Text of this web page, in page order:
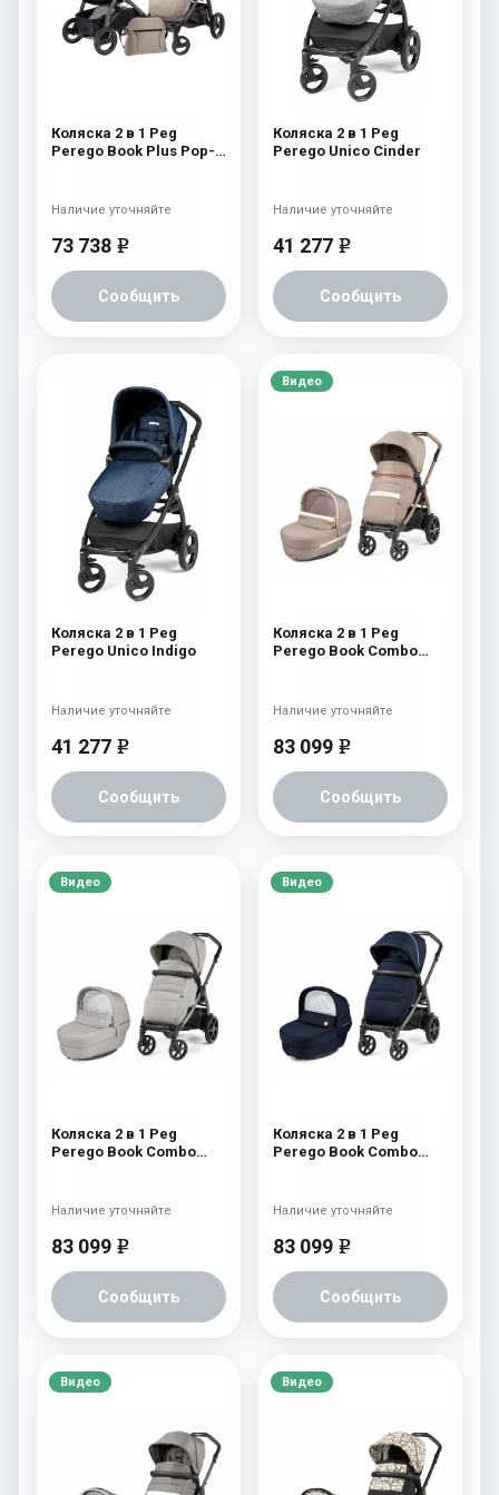
Коляска 2 в 1 Peg
Perego Book Plus Pop-
Pop-Up Completo)
73 738 e
Сообщить
Наличие уточняйте
Коляска 2 в 1 Peg
Perego Unico Cinder
41 277 e
Сообщить
Наличие уточняйте
Коляска 2 в 1 Peg
Perego Unico Indigo
41 277 e
Сообщить
Наличие уточняйте
Видео
Коляска 2 в 1 Peg
Perego Book Combo
83 099 e
Сообщить
Наличие уточняйте
Видео
Коляска 2 в 1 Peg
Perego Book Combo
83 099 e
Сообщить
Наличие уточняйте
Видео
Коляска 2 в 1 Peg
Perego Book Combo
83 099 e
Сообщить
Наличие уточняйте
Видео Видео